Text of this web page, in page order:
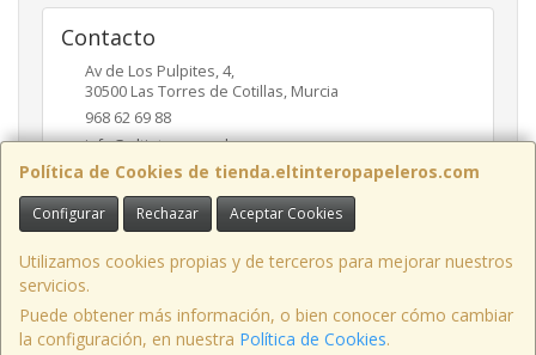
Política de Cookies de tienda.eltinteropapeleros.com
Configurar Rechazar Aceptar Cookies
Utilizamos cookies propias y de terceros para mejorar nuestros
servicios.
Puede obtener más información, o bien conocer cómo cambiar
la configuración, en nuestra Política de Cookies.
Contacto
Av de Los Pulpites, 4,
30500 Las Torres de Cotillas, Murcia
968 62 69 88
info@eltinteropapeleros.com
Horario
8:00 a 14:00 - 17:00 a 20:30
, , , , España. - C.I.F.: B73424574 - Tfno: